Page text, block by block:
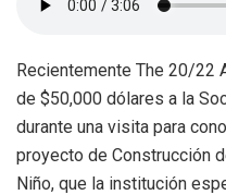
Recientemente The 20/22
de $50,000 dólares a la
durante una visita para
proyecto de Construcción
Niño, que la institución